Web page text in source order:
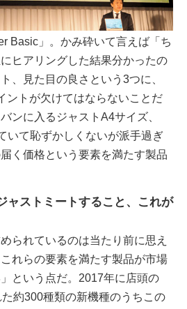
Basic」。かみ砕いて言えば「ち
ヒアリングした結果分かったの
、見た目の良さという3つに、
ントが欠けてはならないことだ
ンに入るジャストA4サイズ、
いて恥ずかしくないが派手過ぎ
く価格という要素を満たす製品
ャストミートすること、これが
られているのは当たり前に思え
れらの要素を満たす製品が市場
という点だ。2017年に店頭の
約300種類の新機種のうちこの